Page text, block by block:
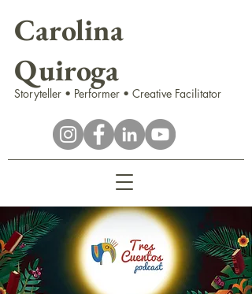
Carolina
Quiroga
Storyteller • Performer • Creative Facilitator